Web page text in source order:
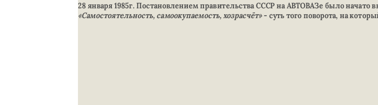
28 января 1985г. Постановлением правительства СССР на АВТОВАЗе было начато
«Самостоятельность, самоокупаемость, хозрасчёт»- суть того поворота, на